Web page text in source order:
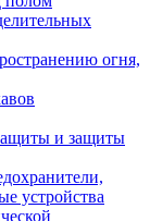
огня,
и защиты
устройства